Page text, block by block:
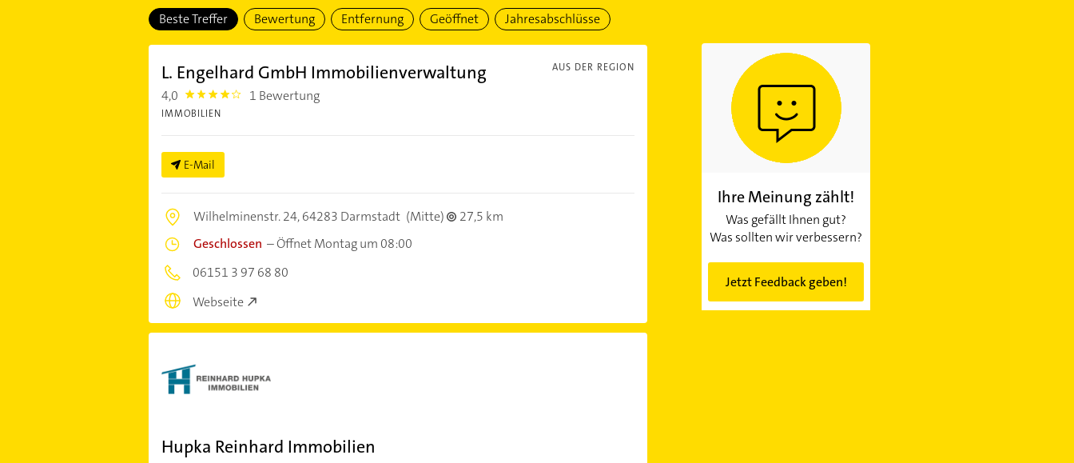
Beste Treffer Bewertung Entfernung Geöffnet Jahresabschlüsse
AUS DER REGION
L. Engelhard GmbH Immobilienverwaltung
4,0 4.0 1 Bewertung
IMMOBILIEN
E-Mail
Wilhelminenstr. 24,64283 Darmstadt (Mitte)
27,5 km
Geschlossen –Öffnet Montag um 08:00
06151 3 97 68 80
Webseite
Hupka Reinhard Immobilien
Ihre Meinung zählt!
Was gefällt Ihnen gut?
Was sollten wir verbessern?
Jetzt Feedback geben!